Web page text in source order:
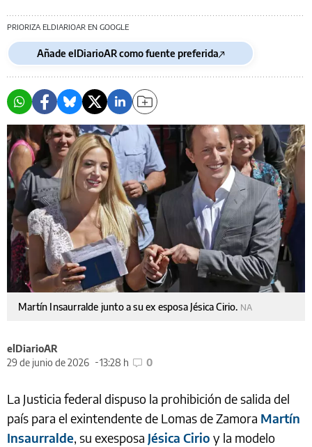
PRIORIZA ELDIARIOAR EN GOOGLE
Añade elDiarioAR como fuente preferida
Martín Insaurralde junto a su ex esposa Jésica Cirio. NA
elDiarioAR
29 de junio de 2026
13:28 h 0
La Justicia federal dispuso la prohibición de salida del
país para el exintendente de Lomas de Zamora Martín
Insaurralde, su exesposa Jésica Cirio y la modelo